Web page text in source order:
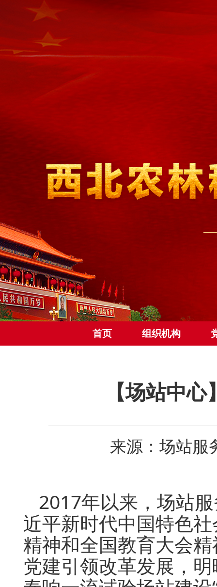
首页 组织机构
【场站中
来源：场站服
2017年以来，场站
近平新时代中国特色
精神和全国教育大会
党建引领改革发展，